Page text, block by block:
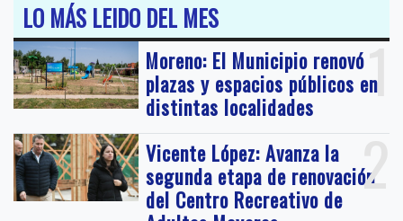
LO MÁS LEIDO DEL MES
1
Moreno: El Municipio renovó
plazas y espacios públicos en
distintas localidades
2
Vicente López: Avanza la
segunda etapa de renovación
del Centro Recreativo de